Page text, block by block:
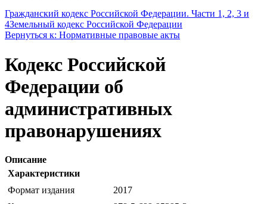
Гражданский кодекс Российской Федерации. Части 1, 2, 3 и
4Земельный кодекс Российской Федерации
Вернуться к: Нормативные правовые акты
Кодекс Российской
Федерации об
административных
правонарушениях
Описание
Характеристики
Формат издания
2017